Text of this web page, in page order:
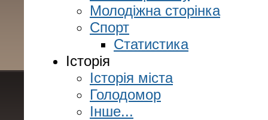
Молодіжна сторінка
Спорт
Статистика
Історія
Історія міста
Голодомор
Інше...